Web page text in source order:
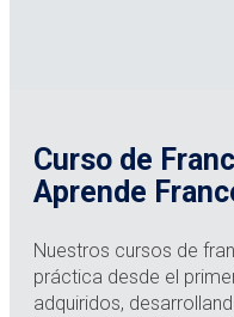
Curso de
Aprende
Nuestros cursos de
práctica desde el
adquiridos,